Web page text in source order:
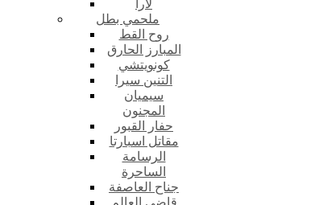
لارا
ملحمي بطل
روح القط
المبارز الحارق
كونويتشي
التنين سيرا
سيميان
المجنون
حفار القبور
مقاتل اسبارتا
الرسامة
الساحرة
جناح العاصفة